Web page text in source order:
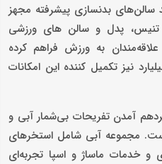
سالن‌های بدنسازی پیشرفته مجهز
تنیس، پدل و سالن های ورزشی
به ورزش فراهم کرده
نیز تکمیل کننده این امکانات
آمدن تفریحات بی‌شمار آبی و
مجموعه آبی شامل استخرهای
و خدمات ماساژ و اسپا تجربه‌ای